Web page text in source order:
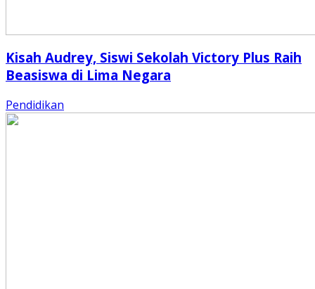
Kisah Audrey, Siswi Sekolah Victory Plus Raih
Beasiswa di Lima Negara
Pendidikan